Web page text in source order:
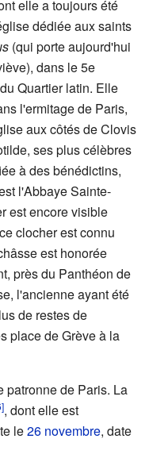
elle a toujours été
dédiée aux saints
(qui porte aujourd'hui
dans le 5e
Quartier latin. Elle
l'ermitage de Paris,
aux côtés de Clovis
ses plus célèbres
à des bénédictins,
l'Abbaye Sainte-
est encore visible
clocher est connu
est honorée
près du Panthéon de
l'ancienne ayant été
de restes de
place de Grève à la
patronne de Paris. La
, dont elle est
le26 novembre, date